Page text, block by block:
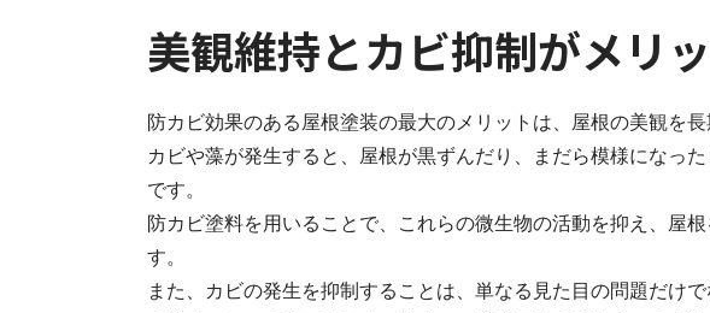
美観維持とカビ抑制がメリ
防カビ効果のある屋根塗装の最大のメリットは、屋根の美観を長
カビや藻が発生すると、屋根が黒ずんだり、まだら模様になっ
です。
防カビ塗料を用いることで、これらの微生物の活動を抑え、屋
す。
また、カビの発生を抑制することは、単なる見た目の問題だけ